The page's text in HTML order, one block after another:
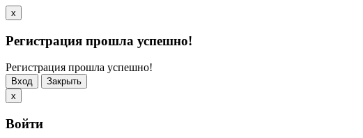
x
Регистрация прошла успешно!
Регистрация прошла успешно!
Вход
Закрыть
x
Войти